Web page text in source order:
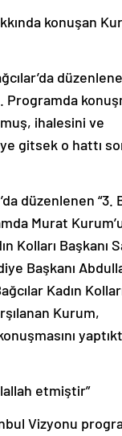
konuşan
Programda
ihalesini ve
gitsek o hattı
düzenlenen “3.
Murat
Kolları Başkanı
Başkanı
Kadın
Kurum,
etmiştir”
Vizyonu